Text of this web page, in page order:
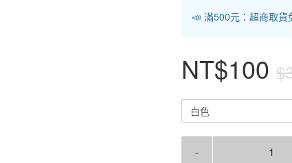
📣 滿500元：超商取貨
NT$100
白色
-